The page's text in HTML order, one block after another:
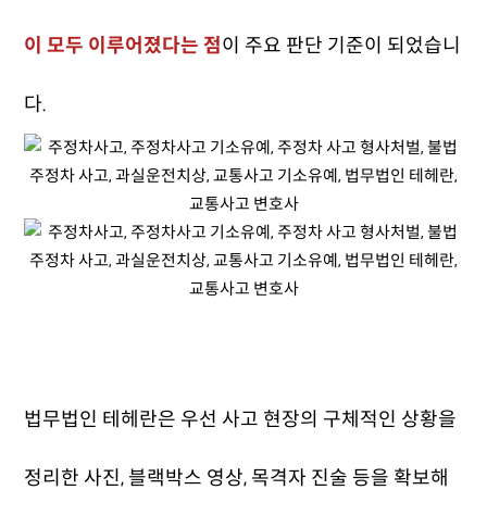
이 모두 이루어졌다는 점이 주요 판단 기준이 되었습니
다.
법무법인 테헤란은 우선 사고 현장의 구체적인 상황을
정리한 사진, 블랙박스 영상, 목격자 진술 등을 확보해